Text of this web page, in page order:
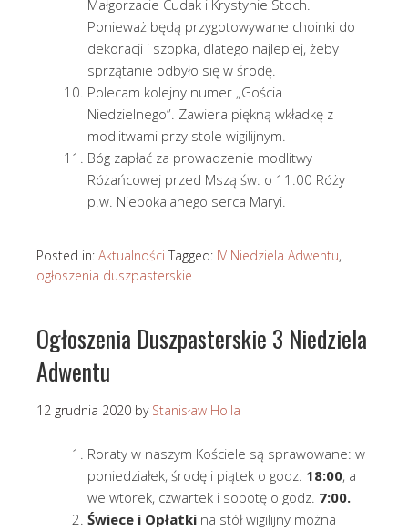
Małgorzacie Cudak i Krystynie Stoch.
Ponieważ będą przygotowywane choinki do
dekoracji i szopka, dlatego najlepiej, żeby
sprzątanie odbyło się w środę.
Polecam kolejny numer „Gościa
Niedzielnego”. Zawiera piękną wkładkę z
modlitwami przy stole wigilijnym.
Bóg zapłać za prowadzenie modlitwy
Różańcowej przed Mszą św. o 11.00 Róży
p.w. Niepokalanego serca Maryi.
Posted in: Aktualności Tagged: IV Niedziela Adwentu,
ogłoszenia duszpasterskie
Ogłoszenia Duszpasterskie 3 Niedziela
Adwentu
12 grudnia 2020 by Stanisław Holla
Roraty w naszym Kościele są sprawowane: w
poniedziałek, środę i piątek o godz. 18:00, a
we wtorek, czwartek i sobotę o godz. 7:00.
Świece i Opłatki na stół wigilijny można